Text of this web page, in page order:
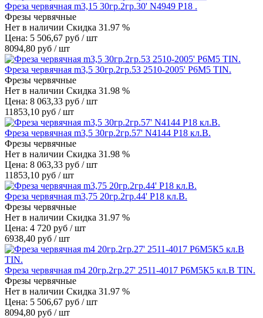
Фреза червячная m3,15 30гр.2гр.30' N4949 Р18 .
Фрезы червячные
Нет в наличии Скидка 31.97 %
Цена: 5 506,67 руб / шт
8094,80 руб / шт
Фреза червячная m3,5 30гр.2гр.53 2510-2005' Р6М5 TIN.
Фрезы червячные
Нет в наличии Скидка 31.98 %
Цена: 8 063,33 руб / шт
11853,10 руб / шт
Фреза червячная m3,5 30гр.2гр.57' N4144 Р18 кл.В.
Фрезы червячные
Нет в наличии Скидка 31.98 %
Цена: 8 063,33 руб / шт
11853,10 руб / шт
Фреза червячная m3,75 20гр.2гр.44' Р18 кл.В.
Фрезы червячные
Нет в наличии Скидка 31.97 %
Цена: 4 720 руб / шт
6938,40 руб / шт
Фреза червячная m4 20гр.2гр.27' 2511-4017 Р6М5К5 кл.В TIN.
Фрезы червячные
Нет в наличии Скидка 31.97 %
Цена: 5 506,67 руб / шт
8094,80 руб / шт